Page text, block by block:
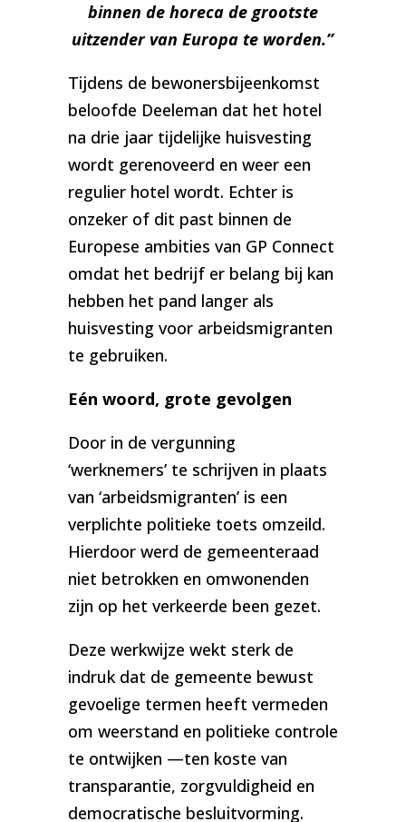
binnen de horeca de grootste
uitzender van Europa te worden.”
Tijdens de bewonersbijeenkomst
beloofde Deeleman dat het hotel
na drie jaar tijdelijke huisvesting
wordt gerenoveerd en weer een
regulier hotel wordt. Echter is
onzeker of dit past binnen de
Europese ambities van GP Connect
omdat het bedrijf er belang bij kan
hebben het pand langer als
huisvesting voor arbeidsmigranten
te gebruiken.
Eén woord, grote gevolgen
Door in de vergunning
‘werknemers’ te schrijven in plaats
van ‘arbeidsmigranten’ is een
verplichte politieke toets omzeild.
Hierdoor werd de gemeenteraad
niet betrokken en omwonenden
zijn op het verkeerde been gezet.
Deze werkwijze wekt sterk de
indruk dat de gemeente bewust
gevoelige termen heeft vermeden
om weerstand en politieke controle
te ontwijken —ten koste van
transparantie, zorgvuldigheid en
democratische besluitvorming.